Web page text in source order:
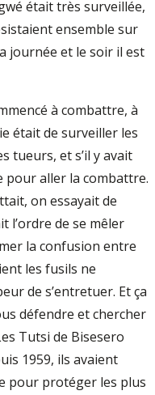
était très surveillée,
ensemble sur
journée et le soir il est
à combattre, à
était de surveiller les
tueurs, et s’il y avait
pour aller la combattre.
on essayait de
l’ordre de se mêler
la confusion entre
les fusils ne
de s’entretuer. Et ça
défendre et chercher
Tutsi de Bisesero
1959, ils avaient
pour protéger les plus